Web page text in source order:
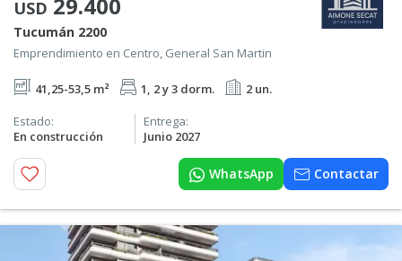
USD
Tucumán 2200
Emprendimiento en Centro, General San Martin
41,25-53,5 m² 1, 2 y 3 dorm.
2 un.
Estado:
En construcción
Entrega:
Junio 2027
WhatsApp Contactar